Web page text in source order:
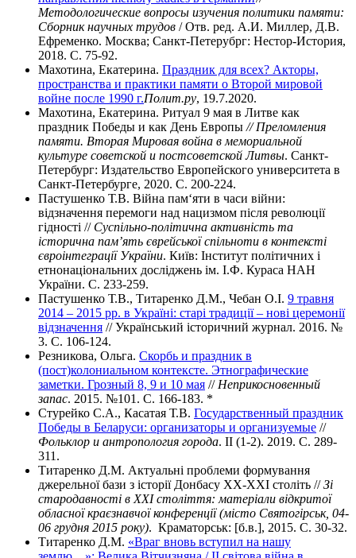
Методологические вопросы изучения политики памяти:
Сборник научных трудов / Отв. ред. А.И. Миллер, Д.В.
Ефременко. Москва; Санкт-Петерубрг: Нестор-История,
2018. С. 75-92.
Махотина, Екатерина. Праздник для всех? Акторы,
пространства и практики памяти о Второй мировой
войне после 1990 г.Полит.ру, 19.7.2020.
Махотина, Екатерина. Ритуал 9 мая в Литве как
праздник Победы и как День Европы// Преломления
памяти. Вторая Мировая война в мемориальной
культуре советской и постсоветской Литвы. Санкт-
Петербург: Издательство Европейского университета в
Санкт-Петербурге, 2020. С. 200-224.
Пастушенко Т.В. Війна пам‘яти в часи війни:
відзначення перемоги над нацизмом після революції
гідності // Суспільно-політична активність та
історична пам’ять єврейської спільноти в контексті
євроінтеграції України. Київ: Інститут політичних і
етнонаціональних досліджень ім. І.Ф. Кураса НАН
України. С. 233-259.
Пастушенко Т.В., Титаренко Д.М., Чебан О.І. 9 травня
2014 – 2015 рр. в Україні: старі традиції – нові церемонії
відзначення // Український історичний журнал. 2016. №
3. С. 106-124.
Резникова, Ольга. Скорбь и праздник в
(пост)колониальном контексте. Этнографические
заметки. Грозный 8, 9 и 10 мая //Неприкосновенный
запас. 2015. №101. С. 166-183. *
Стурейко С.А., Касатая Т.В. Государственный праздник
Победы в Беларуси: организаторы и организуемые //
Фольклор и антропология города. II (1-2). 2019. C. 289-
311.
Титаренко Д.М. Актуальні проблеми формування
джерельної бази з історії Донбасу ХХ-ХХІ століть //Зі
стародавності в ХХІ століття: матеріали відкритої
обласної краєзнавчої конференції (місто Святогірськ, 04-
06 грудня 2015 року). Краматорськ: [б.в.], 2015. С. 30-32.
Титаренко Д.М. «Враг вновь вступил на нашу